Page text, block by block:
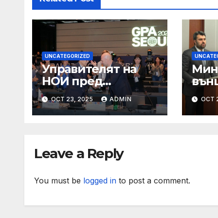
UNCATEGORIZED
Управителят на
НОИ пред
пенсионери в
Граф Игнатиево:
Вие сте в златна
за обществото
OCT 23, 2025 ADMIN
по
OCT
Leave a Reply
You must be logged in to post a comment.